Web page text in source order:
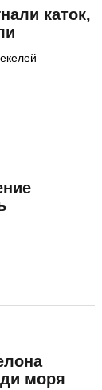
каток,
моря